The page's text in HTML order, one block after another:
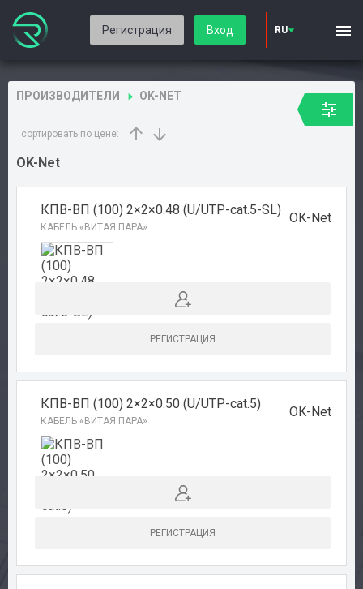
Регистрация Вход RU
ПРОИЗВОДИТЕЛИ OK-NET
OK-Net
сортировать по цене:
КПВ-ВП (100) 2×2×0.48 (U/UTP-cat.5-SL)
КАБЕЛЬ «ВИТАЯ ПАРА»
OK-Net
РЕГИСТРАЦИЯ
КПВ-ВП (100) 2×2×0.50 (U/UTP-cat.5)
КАБЕЛЬ «ВИТАЯ ПАРА»
OK-Net
РЕГИСТРАЦИЯ